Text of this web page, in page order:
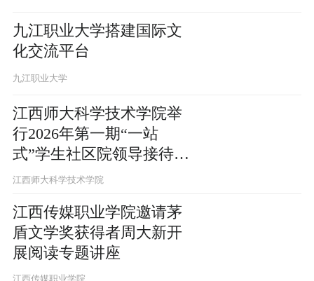
九江职业大学搭建国际文
化交流平台
九江职业大学
江西师大科学技术学院举
行2026年第一期“一站
式”学生社区院领导接待日
活动
江西师大科学技术学院
江西传媒职业学院邀请茅
盾文学奖获得者周大新开
展阅读专题讲座
江西传媒职业学院